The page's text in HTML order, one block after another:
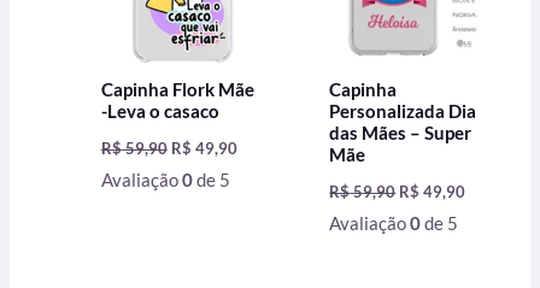
Capinha Flork Mãe
-Leva o casaco
R$59,90 R$ 49,90
Avaliação0de 5
Capinha
Personalizada Dia
das Mães – Super
Mãe
R$59,90 R$ 49,90
Avaliação0de 5